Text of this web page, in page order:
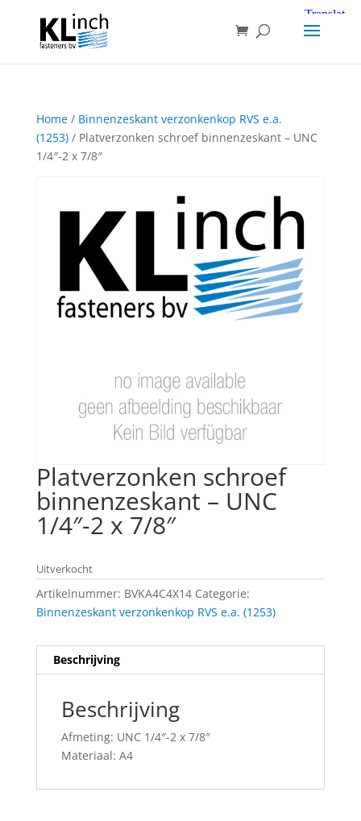
Home/ Binnenzeskant verzonkenkop RVS e.a.
(1253)/ Platverzonken schroef binnenzeskant – UNC
1/4″-2 x 7/8″
Platverzonken schroef
binnenzeskant – UNC
1/4″-2 x 7/8″
Uitverkocht
Artikelnummer: BVKA4C4X14 Categorie:
Binnenzeskant verzonkenkop RVS e.a. (1253)
Beschrijving
Beschrijving
Afmeting: UNC 1/4″-2 x 7/8″
Materiaal: A4